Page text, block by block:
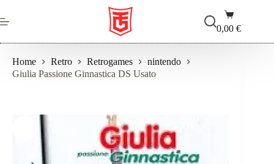
al
contenuto
Carrello
0,00€
Home Retro Retrogames
nintendo
Giulia Passione Ginnastica DS Usato